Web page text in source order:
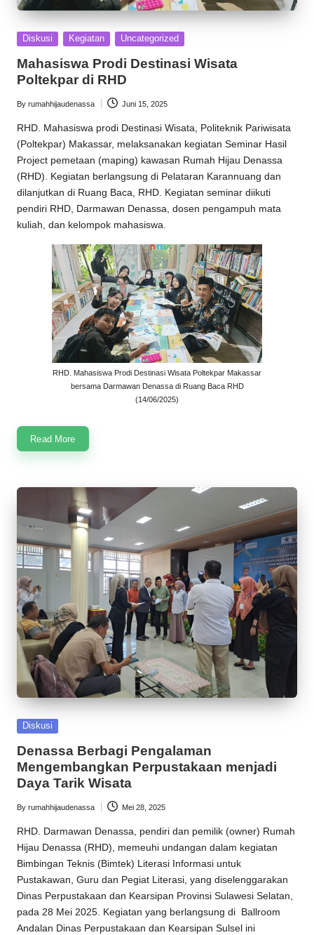
Posted
Diskusi Kegiatan Uncategorized
Mahasiswa Prodi Destinasi Wisata
Poltekpar di RHD
Posted
by
By rumahhijaudenassa Juni 15, 2025
RHD . Mahasiswa prodi Destinasi Wisata, Politeknik Pariwisata
(Poltekpar) Makassar, melaksanakan kegiatan Seminar Hasil
Project pemetaan (maping) kawasan Rumah Hijau Denassa
(RHD). Kegiatan berlangsung di Pelataran Karannuang dan
dilanjutkan di Ruang Baca, RHD. Kegiatan seminar diikuti
pendiri RHD, Darmawan Denassa , dosen pengampuh mata
kuliah, dan kelompok mahasiswa.
RHD. Mahasiswa Prodi Destinasi Wisata Poltekpar Makassar
bersama Darmawan Denassa di Ruang Baca RHD
(14/06/2025)
Read More
Posted
Diskusi
Denassa Berbagi Pengalaman
Mengembangkan Perpustakaan menjadi
Daya Tarik Wisata
Posted
by
By rumahhijaudenassa Mei 28, 2025
RHD . Darmawan Denassa, pendiri dan pemilik (owner) Rumah
Hijau Denassa (RHD), memeuhi undangan dalam kegiatan
Bimbingan Teknis (Bimtek) Literasi Informasi untuk
Pustakawan, Guru dan Pegiat Literasi, yang diselenggarakan
Dinas Perpustakaan dan Kearsipan Provinsi Sulawesi Selatan,
pada 28 Mei 2025. Kegiatan yang berlangsung di Ballroom
Andalan Dinas Perpustakaan dan Kearsipan Sulsel ini